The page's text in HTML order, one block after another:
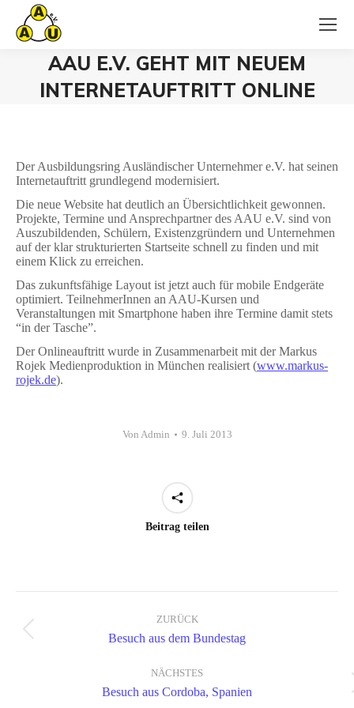
AAU E.V. GEHT MIT NEUEM
INTERNETAUFTRITT ONLINE
Der Ausbildungsring Ausländischer Unternehmer e.V. hat seinen
Internetauftritt grundlegend modernisiert.
Die neue Website hat deutlich an Übersichtlichkeit gewonnen.
Projekte, Termine und Ansprechpartner des AAU e.V. sind von
Auszubildenden, Schülern, Existenzgründern und Unternehmen
auf der klar strukturierten Startseite schnell zu finden und mit
einem Klick zu erreichen.
Das zukunftsfähige Layout ist jetzt auch für mobile Endgeräte
optimiert. TeilnehmerInnen an AAU-Kursen und
Veranstaltungen mit Smartphone haben ihre Termine damit stets
“in der Tasche”.
Der Onlineauftritt wurde in Zusammenarbeit mit der Markus
Rojek Medienproduktion in München realisiert (www.markus-
rojek.de).
Von Admin 9. Juli 2013
Beitrag teilen
ZURÜCK
Vorheriger
Besuch aus dem Bundestag
NÄCHSTES
Nächster
Besuch aus Cordoba, Spanien